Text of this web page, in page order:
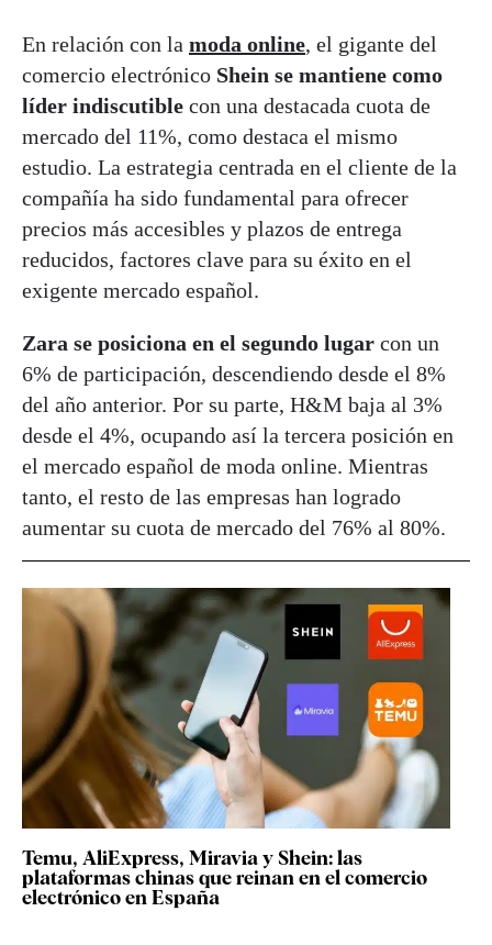
En relación con la moda online, el gigante del
comercio electrónico Shein se mantiene como
líder indiscutible con una destacada cuota de
mercado del 11%, como destaca el mismo
estudio. La estrategia centrada en el cliente de la
compañía ha sido fundamental para ofrecer
precios más accesibles y plazos de entrega
reducidos, factores clave para su éxito en el
exigente mercado español.
Zara se posiciona en el segundo lugar con un
6% de participación, descendiendo desde el 8%
del año anterior. Por su parte, H&M baja al 3%
desde el 4%, ocupando así la tercera posición en
el mercado español de moda online. Mientras
tanto, el resto de las empresas han logrado
aumentar su cuota de mercado del 76% al 80%.
Temu, AliExpress, Miravia y Shein: las
plataformas chinas que reinan en el comercio
electrónico en España